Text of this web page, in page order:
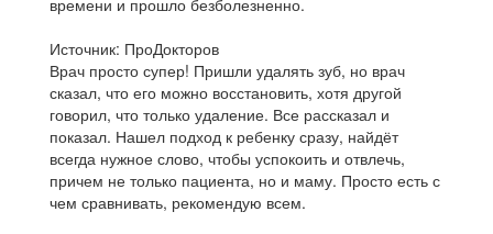
времени и прошло безболезненно.
Источник: ПроДокторов
Врач просто супер! Пришли удалять зуб, но врач
сказал, что его можно восстановить, хотя другой
говорил, что только удаление. Все рассказал и
показал. Нашел подход к ребенку сразу, найдёт
всегда нужное слово, чтобы успокоить и отвлечь,
причем не только пациента, но и маму. Просто есть с
чем сравнивать, рекомендую всем.